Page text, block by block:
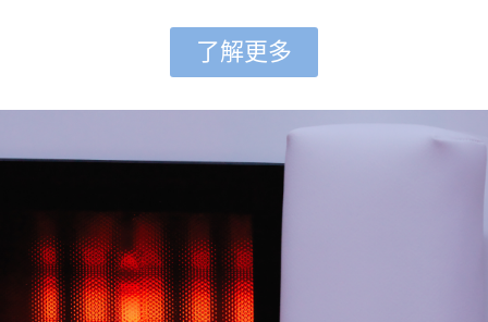
了解更多